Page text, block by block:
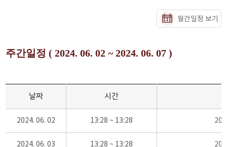
월간일정 보기
주간일정 ( 2024. 06. 02 ~ 2024. 06. 07 )
날짜 시간
2024. 06. 02 13:28 ~ 13:28
2024. 06. 03 13:28 ~ 13:28